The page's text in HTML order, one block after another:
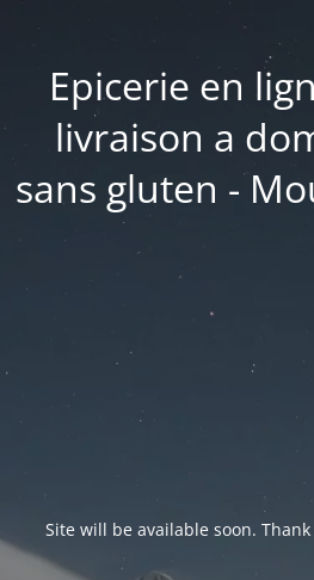
Epicerie en
livraison a
sans gluten -
Site will be available soon.